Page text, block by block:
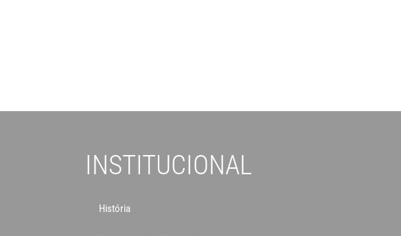
INSTITUCIONAL
História